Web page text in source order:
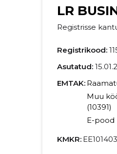
LR
Registrisse
Registrikood:
Asutatud:
EMTAK:
Muu
(10391)
E-pood
KMKR: